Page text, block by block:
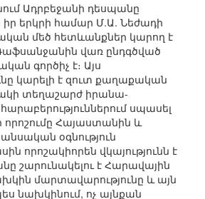
Ադրբեջանի դեսպանը
երկրի համար Մ.Ա. Նեժադի
մեծ հետևանքներ կարող է
վառ ընդգծված
գործիչ է։ Այս
կարելի է զուտ քաղաքական
տեղաշարժ իրանա-
սպասել
որոշումը Հայաստանին և
օգնություն
որոշակիորեն վկայությունն է
շարունակելու է Հարավային
մարտավարությունը և այն
նախկինում, ոչ այնքան